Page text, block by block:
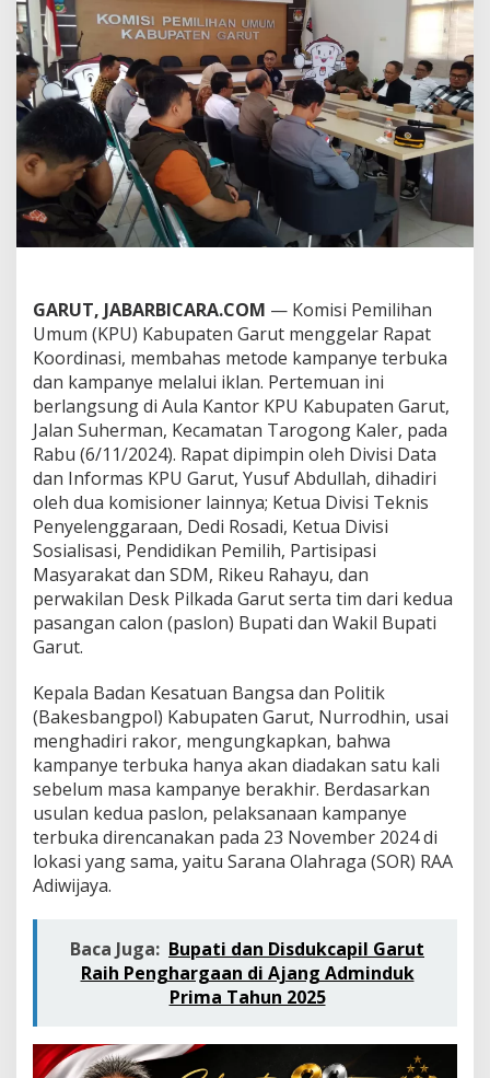
p
a
t
K
o
o
r
d
n
a
a
m
p
a
n
y
e
T
e
r
b
k
a
,
T
n
u
U
a
n
g
L
o
k
a
a
n
W
a
t
u
GARUT, JABARBICARA.COM — Komisi Pemilihan
Umum (KPU) Kabupaten Garut menggelar Rapat
Koordinasi, membahas metode kampanye terbuka
dan kampanye melalui iklan. Pertemuan ini
berlangsung di Aula Kantor KPU Kabupaten Garut,
Jalan Suherman, Kecamatan Tarogong Kaler, pada
Rabu (6/11/2024). Rapat dipimpin oleh Divisi Data
dan Informas KPU Garut, Yusuf Abdullah, dihadiri
oleh dua komisioner lainnya; Ketua Divisi Teknis
Penyelenggaraan, Dedi Rosadi, Ketua Divisi
Sosialisasi, Pendidikan Pemilih, Partisipasi
Masyarakat dan SDM, Rikeu Rahayu, dan
perwakilan Desk Pilkada Garut serta tim dari kedua
pasangan calon (paslon) Bupati dan Wakil Bupati
Garut.
Kepala Badan Kesatuan Bangsa dan Politik
(Bakesbangpol) Kabupaten Garut, Nurrodhin, usai
menghadiri rakor, mengungkapkan, bahwa
kampanye terbuka hanya akan diadakan satu kali
sebelum masa kampanye berakhir. Berdasarkan
usulan kedua paslon, pelaksanaan kampanye
terbuka direncanakan pada 23 November 2024 di
lokasi yang sama, yaitu Sarana Olahraga (SOR) RAA
Adiwijaya.
Baca Juga: Bupati dan Disdukcapil Garut
Raih Penghargaan di Ajang Adminduk
Prima Tahun 2025